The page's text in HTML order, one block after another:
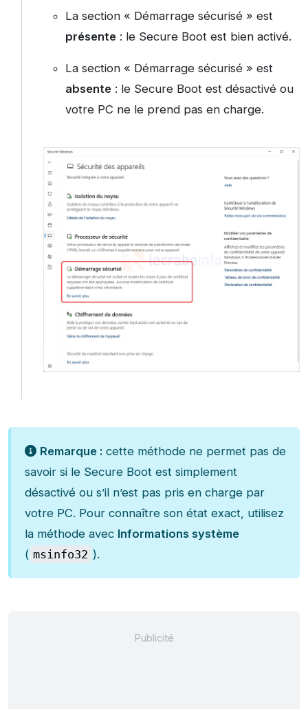
La section « Démarrage sécurisé » est
présente: le Secure Boot est bien activé.
La section « Démarrage sécurisé » est
absente: le Secure Boot est désactivé ou
votre PC ne le prend pas en charge.
Remarque : cette méthode ne permet pas de
savoir si le Secure Boot est simplement
désactivé ou s’il n’est pas pris en charge par
votre PC. Pour connaître son état exact, utilisez
la méthode avec Informations système
( msinfo32 ).